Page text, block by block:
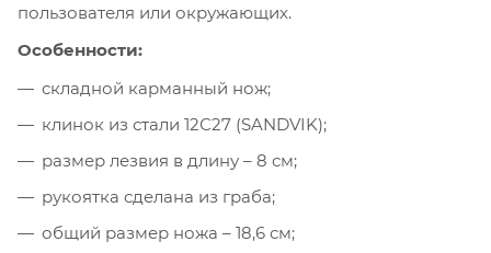
пользователя или окружающих.
Особенности:
складной карманный нож;
клинок из стали 12С27 (SANDVIK);
размер лезвия в длину – 8 см;
рукоятка сделана из граба;
общий размер ножа – 18,6 см;